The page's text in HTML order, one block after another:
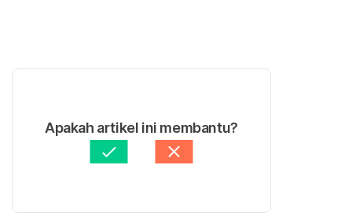
Apakah artikel ini membantu?